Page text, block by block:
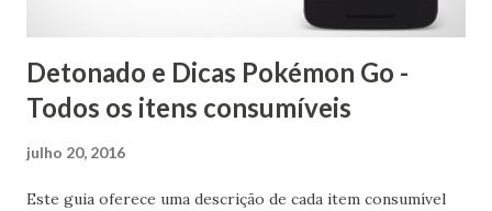
Detonado e Dicas Pokémon Go -
Todos os itens consumíveis
julho 20, 2016
Este guia oferece uma descrição de cada item consumível